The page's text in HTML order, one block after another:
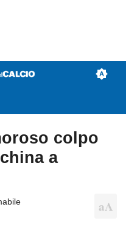
colpo
a